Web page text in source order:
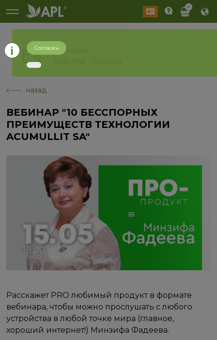
0
История
назад
ВЕБИНАР "10 БЕССПОРНЫХ
ПРЕИМУЩЕСТВ ТЕХНОЛОГИИ
ACUMULLIT SA"
Расскажет PRO любимый продукт в формате
вебинара, чтобы можно прослушать с любого
устройства в любой точке мира (главное,
хороший интернет!) Минзифа Фадеева.
Согласен